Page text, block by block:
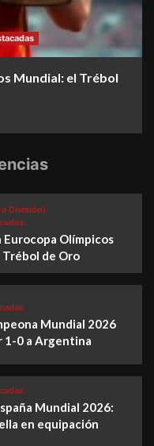
Mundial: el Trébol
División)
Eurocopa Olímpicos
de Oro
Mundial 2026
1-0 a Argentina
Mundial 2026:
en equipación